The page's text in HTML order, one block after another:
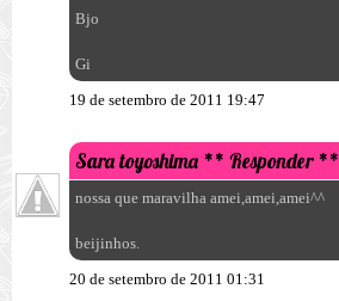
Bjo
Gi
19 de setembro de 2011 19:47
Sara toyoshima ** Responder **
nossa que maravilha amei,amei,amei^^
beijinhos.
20 de setembro de 2011 01:31